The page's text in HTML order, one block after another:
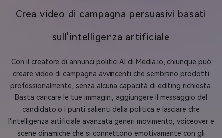
Crea video di campagna persuasivi basati
sull'intelligenza artificiale
Con il creatore di annunci politici AI di Media.io, chiunque può
creare video di campagna avvincenti che sembrano prodotti
professionalmente, senza alcuna capacità di editing richiesta.
Basta caricare le tue immagini, aggiungere il messaggio del
candidato o i punti salienti della politica e lasciare che
l'intelligenza artificiale avanzata generi movimento, voiceover e
scene dinamiche che si connettono emotivamente con gli